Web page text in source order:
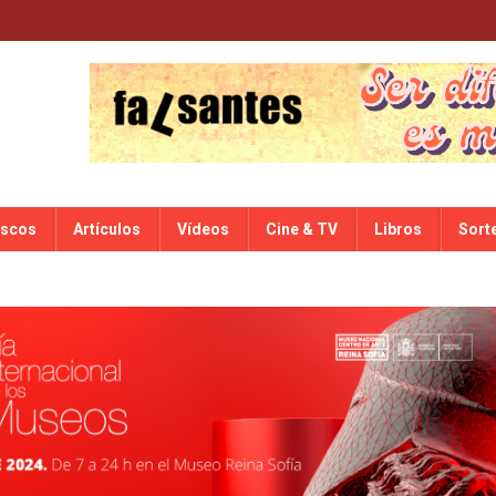
Artículos Vídeos Cine & TV Libros